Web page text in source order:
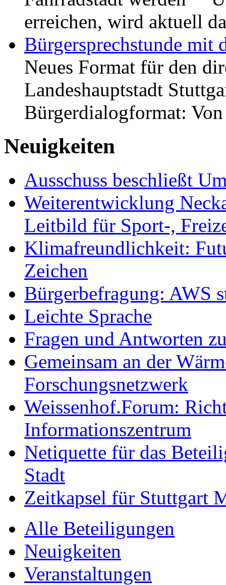
erreichen, wird aktuell
Bürgersprechstunde mit
Neues Format für den
Landeshauptstadt
Bürgerdialogformat:
Neuigkeiten
Ausschuss beschließt
Weiterentwicklung
Leitbild für Sport-,
Klimafreundlichkeit:
Zeichen
Bürgerbefragung: AWS
Leichte Sprache
Fragen und Antworten
Gemeinsam an der
Forschungsnetzwerk
Weissenhof.Forum:
Informationszentrum
Netiquette für das
Stadt
Zeitkapsel für Stuttgart
Alle Beteiligungen
Neuigkeiten
Veranstaltungen